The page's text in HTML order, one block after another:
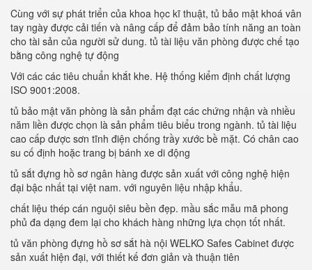
Cùng với sự phát triển của khoa học kĩ thuật, tủ bảo mật khoá vân
tay ngày được cải tiến và nâng cấp để đảm bảo tính năng an toàn
cho tài sản của người sử dung. tủ tài liệu văn phòng được chế tạo
bằng công nghệ tự động
Với các các tiêu chuẩn khắt khe. Hệ thống kiểm định chất lượng
ISO 9001:2008.
tủ bảo mật văn phòng là sản phẩm đạt các chứng nhận và nhiều
năm liền được chọn là sản phẩm tiêu biểu trong ngành. tủ tài liệu
cao cấp được sơn tĩnh điện chống trầy xước bề mặt. Có chân cao
su cố định hoặc trang bị bánh xe di động
tủ sắt đựng hồ sơ ngân hàng được sản xuất với công nghệ hiện
đại bậc nhất tại việt nam. với nguyên liệu nhập khẩu.
chất liệu thép cán nguội siêu bền đẹp. mầu sắc mẫu mã phong
phủ đa dạng đem lại cho khách hàng những lựa chọn tốt nhất.
tủ văn phòng đựng hồ sơ sắt hà nội WELKO Safes Cabinet được
sản xuất hiện đại, với thiết kế đơn giản và thuận tiên